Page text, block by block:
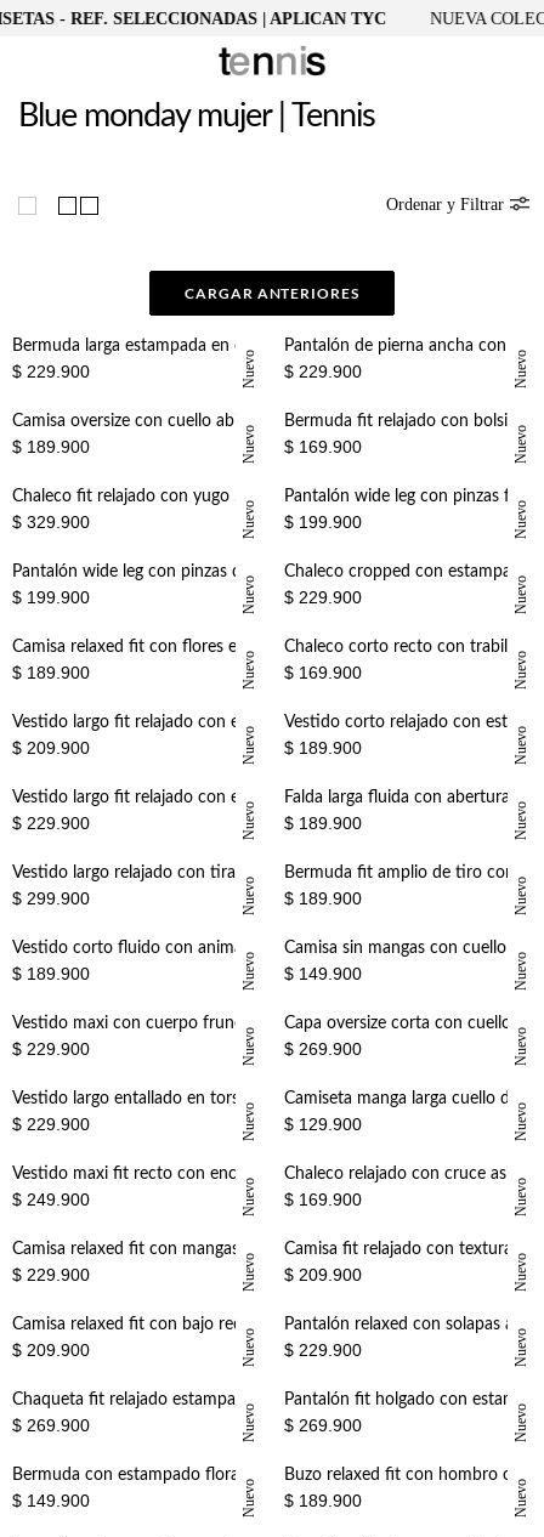
- REF. SELECCIONADAS | APLICAN TYC NUEVA
Blue monday mujer | Tennis
Ordenar y Filtrar
CARGAR ANTERIORES
Nuevo
+
Bermuda larga estampada en denim para mujer
$ 229.900 Nuevo
+
Pantalón de pierna ancha con costuras decorativas en color crudo para mujer
$ 229.900
Nuevo
+
Camisa oversize con cuello abierto en V de lino beige para mujer
$ 189.900 Nuevo
+
Bermuda fit relajado con bolsillos laterales en negra para mujer
$ 169.900
Nuevo
+
Chaleco fit relajado con yugo western tachonado en cuero sintético negro para mujer
$ 329.900 Nuevo
+
Pantalón wide leg con pinzas frontales en beige para mujer
$ 199.900
Nuevo
+
Pantalón wide leg con pinzas delanteras en negro para mujer
$ 199.900 Nuevo
+
Chaleco cropped con estampado barroco en algodón azul claro para mujer
$ 229.900
Nuevo
+
Camisa relaxed fit con flores en algodón crudo para mujer
$ 189.900 Nuevo
+
Chaleco corto recto con trabillas y botones dobles en algodón beige para mujer
$ 169.900
Nuevo
+
Vestido largo fit relajado con estampado leopardo en marrón para mujer
$ 209.900 Nuevo
+
Vestido corto relajado con estampado floral en amarillo para mujer
$ 189.900
Nuevo
+
Vestido largo fit relajado con estampado floral en azul crudo para mujer
$ 229.900 Nuevo
+
Falda larga fluida con abertura lateral en punto de modal café para mujer
$ 189.900
Nuevo
+
Vestido largo relajado con tirantes anudados en azul marino para mujer
$ 299.900 Nuevo
+
Bermuda fit amplio de tiro corto con estampado floral en algodón beige para mujer
$ 189.900
Nuevo
+
Vestido corto fluido con animal print en café para mujer
$ 189.900 Nuevo
+
Camisa sin mangas con cuello camisero en V de algodón color crema para mujer
$ 149.900
Nuevo
+
Vestido maxi con cuerpo fruncido en algodón verde oliva para mujer
$ 229.900 Nuevo
+
Capa oversize corta con cuello alto y broches en algodón beige para mujer
$ 269.900
Nuevo
+
Vestido largo entallado en torso con falda globo en algodón marrón para mujer
$ 229.900 Nuevo
+
Camiseta manga larga cuello drapeado para mujer
$ 129.900
Nuevo
+
Vestido maxi fit recto con encaje floral calado en negro para mujer
$ 249.900 Nuevo
+
Chaleco relajado con cruce asimétrico y cuello alto en negro para mujer
$ 169.900
Nuevo
Camisa relaxed fit con mangas globo en algodón camel para mujer
$ 229.900 Nuevo
Camisa fit relajado con textura natural en lino crudo para mujer
$ 209.900
Nuevo
Camisa relaxed fit con bajo redondeado y aberturas laterales en lino verde salvia para mujer
$ 209.900 Nuevo
Pantalón relaxed con solapas abotonadas en algodón beige para mujer
$ 229.900
Nuevo
Chaqueta fit relajado estampada de algodón beige para mujer
$ 269.900 Nuevo
Pantalón fit holgado con estampado tono sobre tono de algodón beige para mujer
$ 269.900
Nuevo
Bermuda con estampado floral en algodón crema para mujer
$ 149.900 Nuevo
Buzo relaxed fit con hombro caído y rib ancho en algodón crema para mujer
$ 189.900